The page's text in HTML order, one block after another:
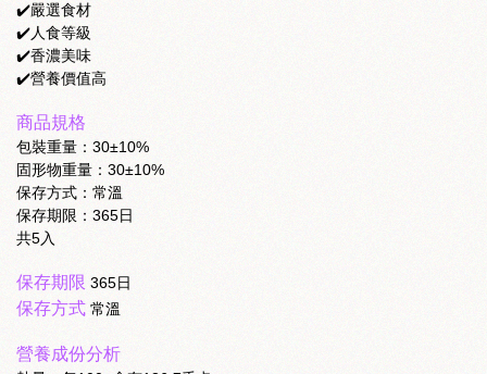
✔️嚴選食材
✔️人食等級
✔️香濃美味
✔️營養價值高
商品規格
包裝重量：30±10%
固形物重量：30±10%
保存方式：常溫
保存期限：365日
共5入
保存期限 365日
保存方式 常溫
營養成份分析